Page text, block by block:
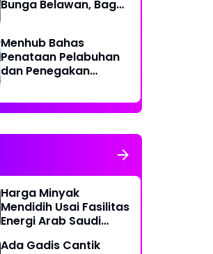
2025 di Jakarta, Ini
Lokasinya
Bunga Belawan, Bagus
Menhub Bahas
Penataan Pelabuhan
dan Penegakan
Sistem Identifikasi
Kapal Otomatis
Harga Minyak
Mendidih Usai Fasilitas
Energi Arab Saudi
Ada Gadis Cantik